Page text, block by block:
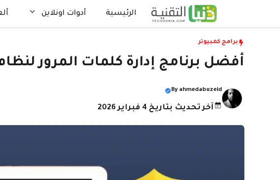
إلى
الرئيسية أدوات اونلاين
برامج كمبيوتر
أفضل برنامج إدارة كلمات المرور
By ahmedabuzeid
آخر تحديث بتاريخ 4 فبراير 2026